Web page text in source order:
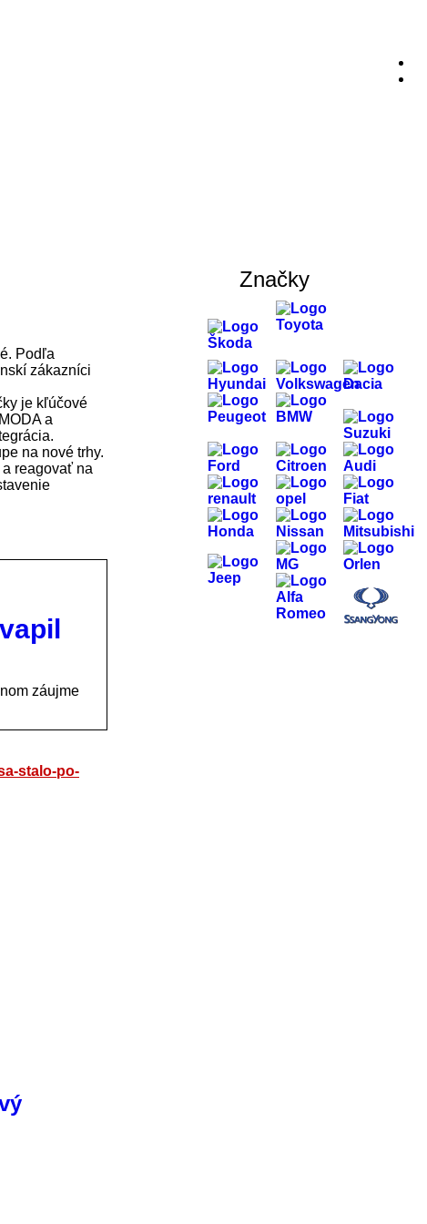
Podľa
zákazníci
je kľúčové
a
na nové trhy.
reagovať na
záujme
stalo-po-
Značky